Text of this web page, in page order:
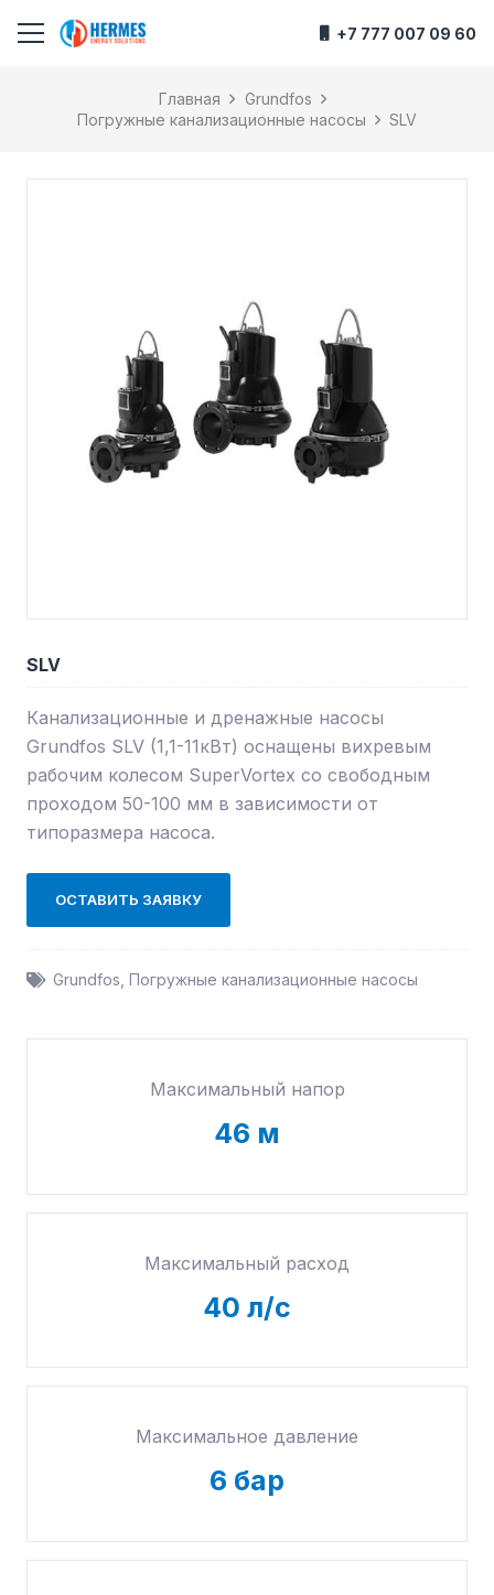
+7 777 007 09 60
Главная
Grundfos
Погружные канализационные насосы
SLV
SLV
Канализационные и дренажные насосы
Grundfos SLV (1,1-11кВт) оснащены вихревым
рабочим колесом SuperVortex со свободным
проходом 50-100 мм в зависимости от
типоразмера насоса.
ОСТАВИТЬ ЗАЯВКУ
Grundfos Погружные канализационные насосы
Максимальный напор
46 м
Максимальный расход
40 л/с
Максимальное давление
6 бар